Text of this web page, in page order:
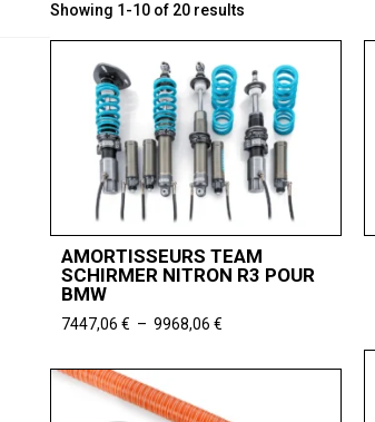
Showing 1-10 of 20 results
AMORTISSEURS TEAM
SCHIRMER NITRON R3 POUR
BMW
7447,06 € – 9968,06 €Plage
prix :